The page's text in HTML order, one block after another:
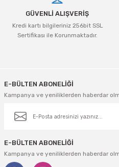
GÜVENLİ ALIŞVERİŞ
Kredi kartı bilgileriniz 256bit SSL
Sertifikası ile Korunmaktadır.
E-BÜLTEN ABONELİĞİ
Kampanya ve yeniliklerden haberdar
E-BÜLTEN ABONELİĞİ
Kampanya ve yeniliklerden haberdar